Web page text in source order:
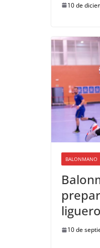
10 de
BALONMANO
10 de